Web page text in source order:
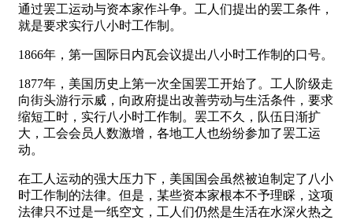
通过罢工运动与资本家作斗争。工人们提出的罢工条件，
就是要求实行八小时工作制。
1866年，第一国际日内瓦会议提出八小时工作制的口号。
1877年，美国历史上第一次全国罢工开始了。工人阶级走
向街头游行示威，向政府提出改善劳动与生活条件，要求
缩短工时，实行八小时工作制。罢工不久，队伍日渐扩
大，工会会员人数激增，各地工人也纷纷参加了罢工运
动。
在工人运动的强大压力下，美国国会虽然被迫制定了八小
时工作制的法律。但是，某些资本家根本不予理睬，这项
法律只不过是一纸空文，工人们仍然是生活在水深火热之